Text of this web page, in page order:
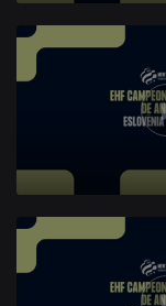
905190